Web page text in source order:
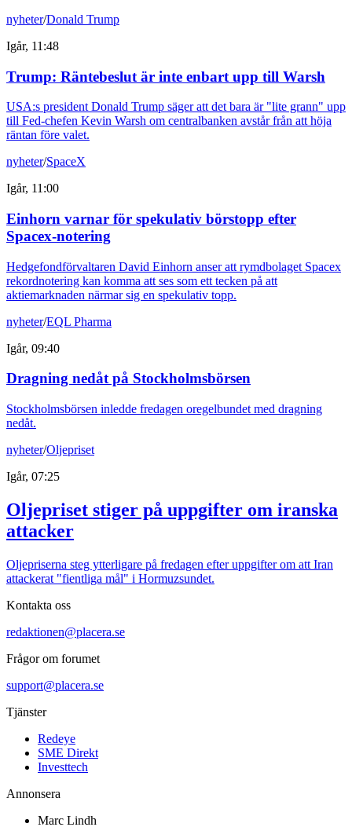
nyheter/Donald Trump
Igår, 11:48
Trump: Räntebeslut är inte enbart upp till Warsh
USA:s president Donald Trump säger att det bara är "lite grann" upp
till Fed-chefen Kevin Warsh om centralbanken avstår från att höja
räntan före valet.
nyheter/SpaceX
Igår, 11:00
Einhorn varnar för spekulativ börstopp efter
Spacex-notering
Hedgefondförvaltaren David Einhorn anser att rymdbolaget Spacex
rekordnotering kan komma att ses som ett tecken på att
aktiemarknaden närmar sig en spekulativ topp.
nyheter/EQL Pharma
Igår, 09:40
Dragning nedåt på Stockholmsbörsen
Stockholmsbörsen inledde fredagen oregelbundet med dragning
nedåt.
nyheter/Oljepriset
Igår, 07:25
Oljepriset stiger på uppgifter om iranska
attacker
Oljepriserna steg ytterligare på fredagen efter uppgifter om att Iran
attackerat "fientliga mål" i Hormuzsundet.
Kontakta oss
redaktionen@placera.se
Frågor om forumet
support@placera.se
Tjänster
Redeye
SME Direkt
Investtech
Annonsera
Marc Lindh